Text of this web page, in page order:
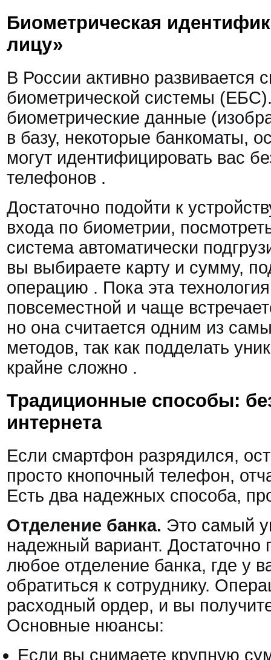
Биометрическая
лицу»
В России активно развивается
биометрической системы
биометрические данные
в базу, некоторые банкоматы,
могут идентифицировать вас
телефонов .
Достаточно подойти к
входа по биометрии,
система автоматически
вы выбираете карту и сумму,
операцию . Пока эта
повсеместной и чаще
но она считается одним из
методов, так как подделать
крайне сложно .
Традиционные способы:
интернета
Если смартфон разрядился,
просто кнопочный телефон,
Есть два надежных способа,
Отделение банка. Это самый
надежный вариант. Достаточно
любое отделение банка, где у
обратиться к сотруднику.
расходный ордер, и вы
Основные нюансы:
Если вы снимаете крупную